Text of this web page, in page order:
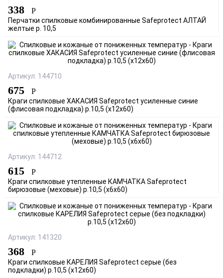
338 Р
Перчатки спилковые комбинированные Safeprotect АЛТАЙ
желтые р. 10,5
Артикул: 144710
675 Р
Краги спилковые ХАКАСИЯ Safeprotect усиленные синие
(флисовая подкладка) р.10,5 (х12х60)
Артикул: 144712
615 Р
Краги спилковые утепленные КАМЧАТКА Safeprotect
бирюзовые (меховые) р.10,5 (х6х60)
Артикул: 141320
368 Р
Краги спилковые КАРЕЛИЯ Safeprotect серые (без
подкладки) р.10,5 (х12х60)